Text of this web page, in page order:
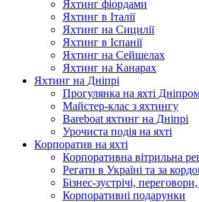
Яхтинг фіордами
Яхтинг в Італії
Яхтинг на Сицилії
Яхтинг в Іспанії
Яхтинг на Сейшелах
Яхтинг на Канарах
Яхтинг на Дніпрі
Прогулянка на яхті
Майстер-клас з яхтингу
Bareboat яхтинг на Дніпрі
Урочиста подія на яхті
Корпоратив на яхті
Корпоративна вітрильна
Регати в Україні та за
Бізнес-зустрічі,
Корпоративні подарунки